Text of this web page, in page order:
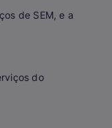
de SEM, e a
do